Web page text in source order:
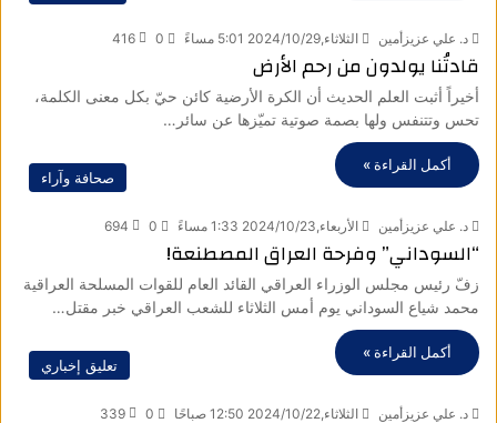
د. علي عزيزأمين الثلاثاء,2024/10/29 5:01 مساءً 0
416
قادتُنا يولدون من رحم الأرض
أخيراً أثبت العلم الحديث أن الكرة الأرضية كائن حيّ بكل معنى الكلمة،
تحس وتتنفس ولها بصمة صوتية تميّزها عن سائر…
أكمل القراءة »
صحافة وآراء
د. علي عزيزأمين الأربعاء,2024/10/23 1:33 مساءً 0
694
“السوداني” وفرحة العراق المصطنعة!
زفّ رئيس مجلس الوزراء العراقي القائد العام للقوات المسلحة العراقية
محمد شياع السوداني يوم أمس الثلاثاء للشعب العراقي خبر مقتل…
أكمل القراءة »
تعليق إخباري
د. علي عزيزأمين الثلاثاء,2024/10/22 12:50 صباحًا 0
339